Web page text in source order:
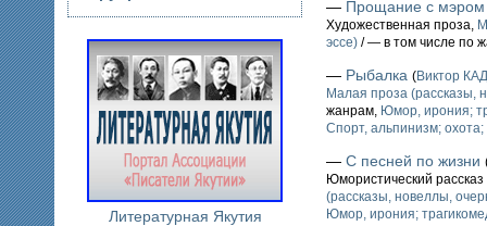
Литературная Якутия
— Прощание с мэром
Художественная проза,
эссе) / — в том числе по
— Рыбалка (Виктор
Малая проза (рассказы,
жанрам, Юмор, ирония;
Спорт, альпинизм; охота;
— С песней по жизни
Юмористический
(рассказы, новеллы,
Юмор, ирония;